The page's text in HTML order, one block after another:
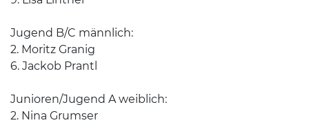
Jugend B/C männlich:
2. Moritz Granig
6. Jackob Prantl
Junioren/Jugend A weiblich:
2. Nina Grumser